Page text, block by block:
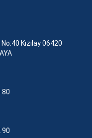
Kızılay 06420
80
90